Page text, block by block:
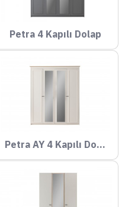
Petra 4 Kapılı Dolap
Petra AY 4 Kapılı Dolap